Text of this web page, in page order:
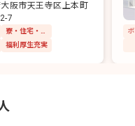
阪市天王寺区上本町
7
福利厚生充実